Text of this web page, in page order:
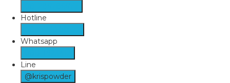
Hotline
Whatsapp
Line
@krispowder